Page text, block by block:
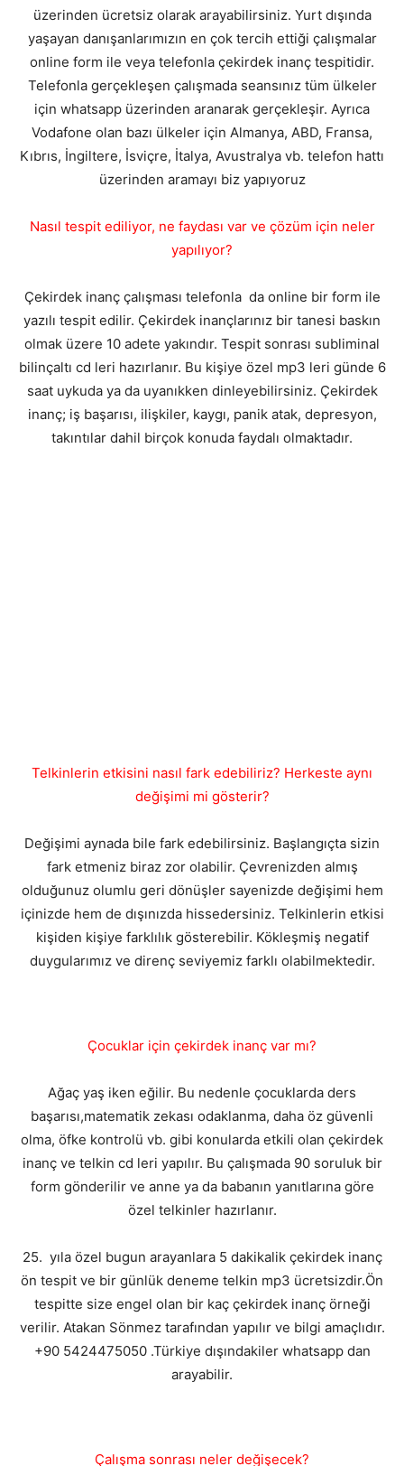
üzerinden ücretsiz olarak arayabilirsiniz. Yurt dışında
yaşayan danışanlarımızın en çok tercih ettiği çalışmalar
online form ile veya telefonla çekirdek inanç tespitidir.
Telefonla gerçekleşen çalışmada seansınız tüm ülkeler
için whatsapp üzerinden aranarak gerçekleşir. Ayrıca
Vodafone olan bazı ülkeler için Almanya, ABD, Fransa,
Kıbrıs, İngiltere, İsviçre, İtalya, Avustralya vb. telefon hattı
üzerinden aramayı biz yapıyoruz
Nasıl tespit ediliyor, ne faydası var ve çözüm için neler
yapılıyor?
Çekirdek inanç çalışması telefonla da online bir form ile
yazılı tespit edilir. Çekirdek inançlarınız bir tanesi baskın
olmak üzere 10 adete yakındır. Tespit sonrası subliminal
bilinçaltı cd leri hazırlanır. Bu kişiye özel mp3 leri günde 6
saat uykuda ya da uyanıkken dinleyebilirsiniz. Çekirdek
inanç; iş başarısı, ilişkiler, kaygı, panik atak, depresyon,
takıntılar dahil birçok konuda faydalı olmaktadır.
Telkinlerin etkisini nasıl fark edebiliriz? Herkeste aynı
değişimi mi gösterir?
Değişimi aynada bile fark edebilirsiniz. Başlangıçta sizin
fark etmeniz biraz zor olabilir. Çevrenizden almış
olduğunuz olumlu geri dönüşler sayenizde değişimi hem
içinizde hem de dışınızda hissedersiniz. Telkinlerin etkisi
kişiden kişiye farklılık gösterebilir. Kökleşmiş negatif
duygularımız ve direnç seviyemiz farklı olabilmektedir.
Çocuklar için çekirdek inanç var mı?
Ağaç yaş iken eğilir. Bu nedenle çocuklarda ders
başarısı,matematik zekası odaklanma, daha öz güvenli
olma, öfke kontrolü vb. gibi konularda etkili olan çekirdek
inanç ve telkin cd leri yapılır. Bu çalışmada 90 soruluk bir
form gönderilir ve anne ya da babanın yanıtlarına göre
özel telkinler hazırlanır.
25. yıla özel bugun arayanlara 5 dakikalik çekirdek inanç
ön tespit ve bir günlük deneme telkin mp3 ücretsizdir.Ön
tespitte size engel olan bir kaç çekirdek inanç örneği
verilir. Atakan Sönmez tarafından yapılır ve bilgi amaçlıdır.
+90 5424475050 .Türkiye dışındakiler whatsapp dan
arayabilir.
Çalışma sonrası neler değişecek?